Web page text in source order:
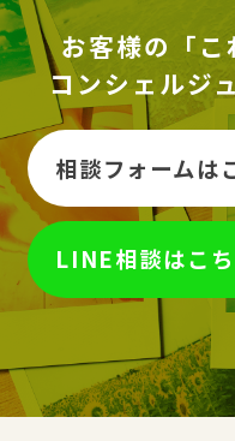
お客様の「
コンシェルジ
相談フォームは
LINE相談はこち